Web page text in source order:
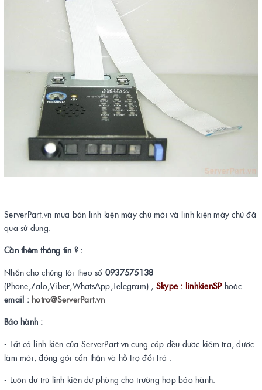
ServerPart.vn mua bán linh kiện máy chủ mới và linh kiện máy chủ đã
qua sử dụng.
Cần thêm thông tin ? :
Nhắn cho chúng tôi theo số 0937575138
(Phone,Zalo,Viber,WhatsApp,Telegram) , Skype : linhkienSPhoặc
email : hotro@ServerPart.vn
Bảo hành :
- Tất cả linh kiện của ServerPart.vn cung cấp đều được kiểm tra, được
làm mới, đóng gói cẩn thận và hỗ trợ đổi trả .
- Luôn dự trữ linh kiện dự phòng cho trường hợp bảo hành.